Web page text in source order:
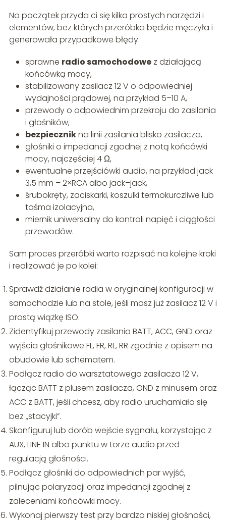
Na początek przyda ci się kilka prostych narzędzi i
elementów, bez których przeróbka będzie męczyła i
generowała przypadkowe błędy:
sprawne radio samochodowez działającą
końcówką mocy,
stabilizowany zasilacz 12 V o odpowiedniej
wydajności prądowej, na przykład 5–10 A,
przewody o odpowiednim przekroju do zasilania
i głośników,
bezpiecznikna linii zasilania blisko zasilacza,
głośniki o impedancji zgodnej z notą końcówki
mocy, najczęściej 4 Ω,
ewentualne przejściówki audio, na przykład jack
3,5 mm – 2×RCA albo jack–jack,
śrubokręty, zaciskarki, koszulki termokurczliwe lub
taśma izolacyjna,
miernik uniwersalny do kontroli napięć i ciągłości
przewodów.
Sam proces przeróbki warto rozpisać na kolejne kroki
i realizować je po kolei:
Sprawdź działanie radia w oryginalnej konfiguracji w
samochodzie lub na stole, jeśli masz już zasilacz 12 V i
prostą wiązkę ISO.
Zidentyfikuj przewody zasilania BATT, ACC, GND oraz
wyjścia głośnikowe FL, FR, RL, RR zgodnie z opisem na
obudowie lub schematem.
Podłącz radio do warsztatowego zasilacza 12 V,
łącząc BATT z plusem zasilacza, GND z minusem oraz
ACC z BATT, jeśli chcesz, aby radio uruchamiało się
bez „stacyjki”.
Skonfiguruj lub dorób wejście sygnału, korzystając z
AUX, LINE IN albo punktu w torze audio przed
regulacją głośności.
Podłącz głośniki do odpowiednich par wyjść,
pilnując polaryzacji oraz impedancji zgodnej z
zaleceniami końcówki mocy.
Wykonaj pierwszy test przy bardzo niskiej głośności,